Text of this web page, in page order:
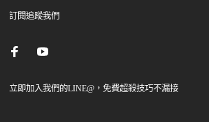
訂閱追蹤我們
立即加入我們的LINE@，免費超殺技巧不漏接